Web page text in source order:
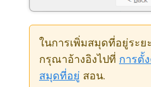
ในการเพิ่มสมุดที่อยู่ระ
กรุณาอ้างอิงไปที่ การตั้
สมุดที่อยู่ สอน.